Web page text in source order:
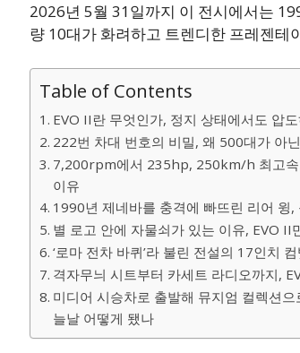
2026년 5월 31일까지 이 전시에서는
량 10대가 화려하고 트렌디한 프레젠테
Table of Contents
EVO II란 무엇인가, 정지 상태에서도 압
222번 차대 번호의 비밀, 왜 500대가 아
7,200rpm에서 235hp, 250km/h 최고속
이유
1990년 제네바를 충격에 빠뜨린 리어 윙
별 로고 안에 자물쇠가 있는 이유, EVO II
‘로마 전차 바퀴’라 불린 전설의 17인치
격자무늬 시트부터 카세트 라디오까지,
미디어 시승차로 출발해 뮤지엄 컬렉션
늘날 어떻게 됐나